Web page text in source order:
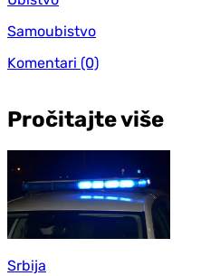
Samoubistvo
Komentari (0)
Pročitajte više
Srbija